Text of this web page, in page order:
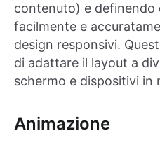
contenuto) e definendo
facilmente e
design responsivi.
di adattare il layout a
schermo e dispositivi in
Animazione